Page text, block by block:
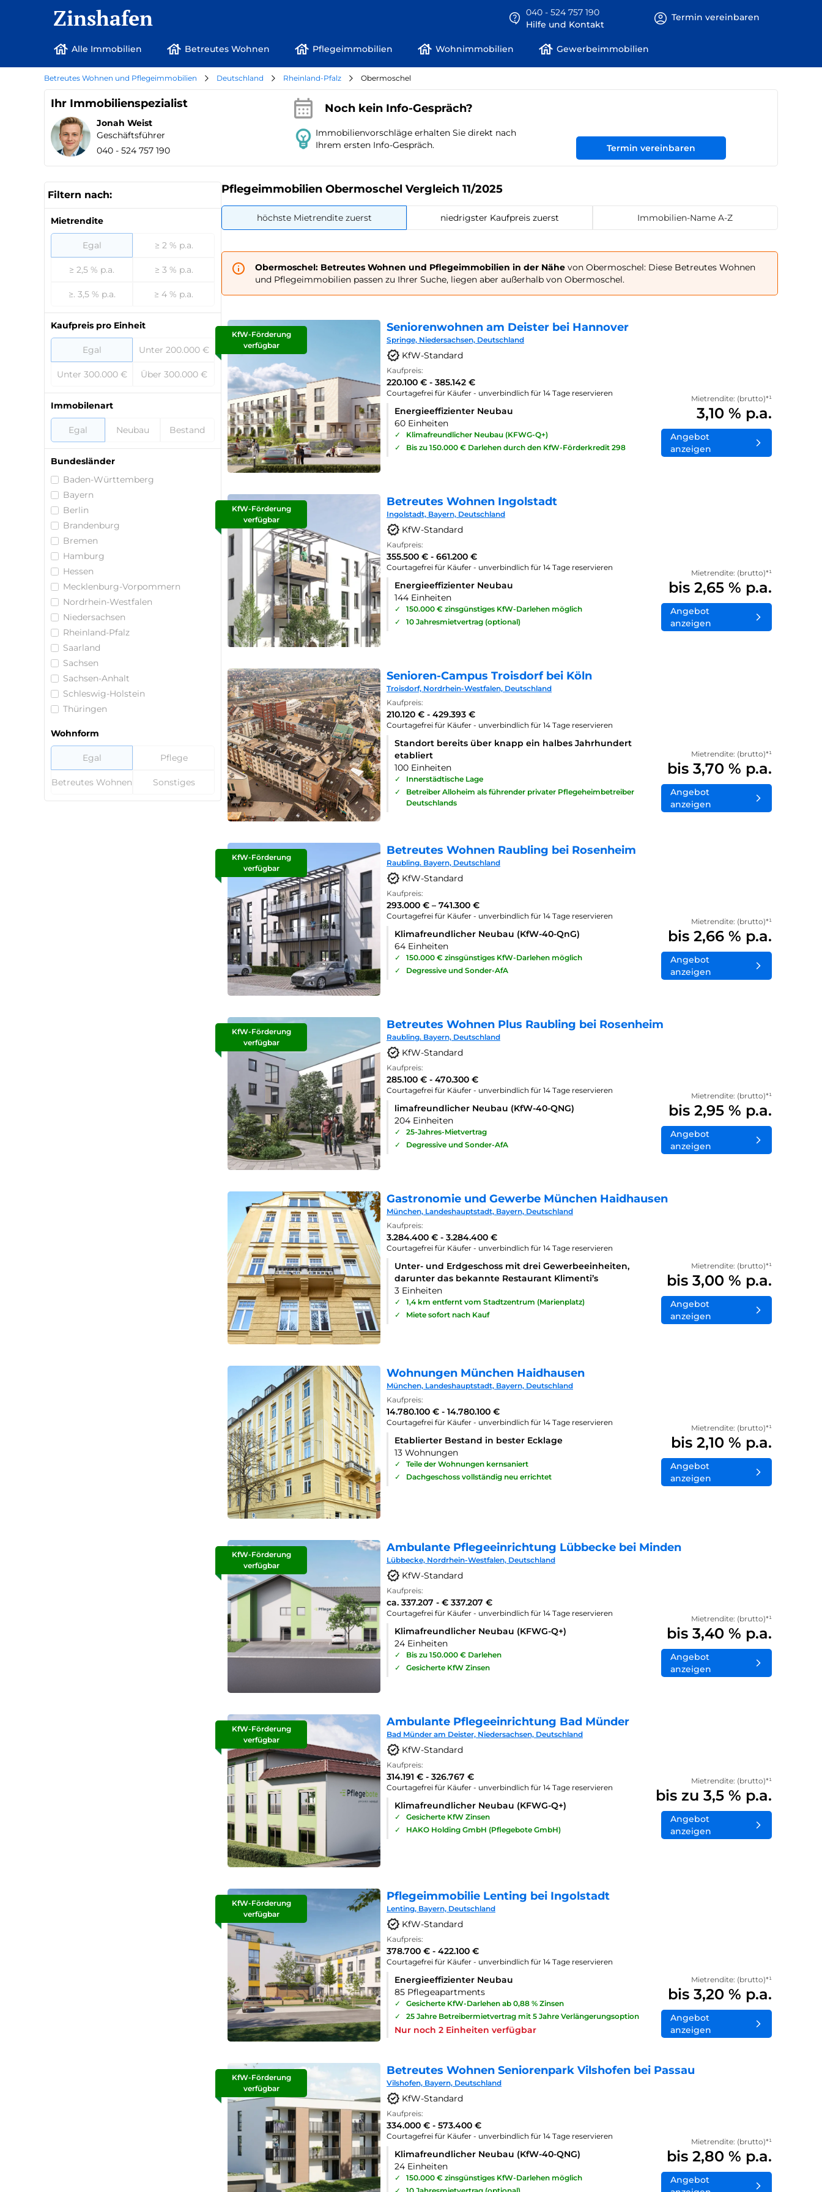
Zinshafen
040 - 524 757 190
Hilfe und Kontakt
Termin vereinbaren
Alle Immobilien Betreutes Wohnen Pflegeimmobilien Wohnimmobilien Gewerbeimmobilien
Betreutes Wohnen und Pflegeimmobilien Deutschland Rheinland-Pfalz Obermoschel
Ihr Immobilienspezialist
Jonah Weist
Geschäftsführer
040 - 524 757 190
Noch kein Info-Gespräch?
Immobilienvorschläge erhalten Sie direkt nach
Ihrem ersten Info-Gespräch.
Termin vereinbaren
Filtern nach:
Mietrendite
Egal ≥ 2 % p.a.
≥ 2,5 % p.a. ≥ 3 % p.a.
≥. 3,5 % p.a. ≥ 4 % p.a.
Kaufpreis pro Einheit
Egal Unter 200.000 €
Unter 300.000 € Über 300.000 €
Immobilenart
Egal Neubau Bestand
Bundesländer
Baden-Württemberg
Bayern
Berlin
Brandenburg
Bremen
Hamburg
Hessen
Mecklenburg-Vorpommern
Nordrhein-Westfalen
Niedersachsen
Rheinland-Pfalz
Saarland
Sachsen
Sachsen-Anhalt
Schleswig-Holstein
Thüringen
Wohnform
Egal Pflege
Betreutes Wohnen Sonstiges
Pflegeimmobilien Obermoschel Vergleich 11/2025
höchste Mietrendite zuerst niedrigster Kaufpreis zuerst Immobilien-Name A-Z
Obermoschel: Betreutes Wohnen und Pflegeimmobilien in der Nähe von Obermoschel: Diese Betreutes Wohnen
und Pflegeimmobilien passen zu Ihrer Suche, liegen aber außerhalb von Obermoschel.
KfW-Förderung
verfügbar
Seniorenwohnen am Deister bei Hannover
Springe, Niedersachsen, Deutschland
KfW-Standard
Kaufpreis:
220.100 € - 385.142 €
Courtagefrei für Käufer - unverbindlich für 14 Tage reservieren
Energieeffizienter Neubau
60 Einheiten
✓
Klimafreundlicher Neubau (KFWG-Q+)
✓
Bis zu 150.000 € Darlehen durch den KfW-Förderkredit 298
Mietrendite: (brutto)*¹
3,10 % p.a.
Angebot
anzeigen
KfW-Förderung
verfügbar
Betreutes Wohnen Ingolstadt
Ingolstadt, Bayern, Deutschland
KfW-Standard
Kaufpreis:
355.500 € - 661.200 €
Courtagefrei für Käufer - unverbindlich für 14 Tage reservieren
Energieeffizienter Neubau
144 Einheiten
✓
150.000 € zinsgünstiges KfW-Darlehen möglich
✓
10 Jahresmietvertrag (optional)
Mietrendite: (brutto)*¹
bis 2,65 % p.a.
Angebot
anzeigen
Senioren-Campus Troisdorf bei Köln
Troisdorf, Nordrhein-Westfalen, Deutschland
Kaufpreis:
210.120 € - 429.393 €
Courtagefrei für Käufer - unverbindlich für 14 Tage reservieren
Standort bereits über knapp ein halbes Jahrhundert
etabliert
100 Einheiten
✓
Innerstädtische Lage
✓
Betreiber Alloheim als führender privater Pflegeheimbetreiber
Deutschlands
Mietrendite: (brutto)*¹
bis 3,70 % p.a.
Angebot
anzeigen
KfW-Förderung
verfügbar
Betreutes Wohnen Raubling bei Rosenheim
Raubling. Bayern, Deutschland
KfW-Standard
Kaufpreis:
293.000 € – 741.300 €
Courtagefrei für Käufer - unverbindlich für 14 Tage reservieren
Klimafreundlicher Neubau (KfW-40-QnG)
64 Einheiten
✓
150.000 € zinsgünstiges KfW-Darlehen möglich
✓
Degressive und Sonder-AfA
Mietrendite: (brutto)*¹
bis 2,66 % p.a.
Angebot
anzeigen
KfW-Förderung
verfügbar
Betreutes Wohnen Plus Raubling bei Rosenheim
Raubling. Bayern, Deutschland
KfW-Standard
Kaufpreis:
285.100 € - 470.300 €
Courtagefrei für Käufer - unverbindlich für 14 Tage reservieren
limafreundlicher Neubau (KfW-40-QNG)
204 Einheiten
✓
25-Jahres-Mietvertrag
✓
Degressive und Sonder-AfA
Mietrendite: (brutto)*¹
bis 2,95 % p.a.
Angebot
anzeigen
Gastronomie und Gewerbe München Haidhausen
München, Landeshauptstadt, Bayern, Deutschland
Kaufpreis:
3.284.400 € - 3.284.400 €
Courtagefrei für Käufer - unverbindlich für 14 Tage reservieren
Unter- und Erdgeschoss mit drei Gewerbeeinheiten,
darunter das bekannte Restaurant Klimenti’s
3 Einheiten
✓
1,4 km entfernt vom Stadtzentrum (Marienplatz)
✓
Miete sofort nach Kauf
Mietrendite: (brutto)*¹
bis 3,00 % p.a.
Angebot
anzeigen
Wohnungen München Haidhausen
München, Landeshauptstadt, Bayern, Deutschland
Kaufpreis:
14.780.100 € - 14.780.100 €
Courtagefrei für Käufer - unverbindlich für 14 Tage reservieren
Etablierter Bestand in bester Ecklage
13 Wohnungen
✓
Teile der Wohnungen kernsaniert
✓
Dachgeschoss vollständig neu errichtet
Mietrendite: (brutto)*¹
bis 2,10 % p.a.
Angebot
anzeigen
KfW-Förderung
verfügbar
Ambulante Pflegeeinrichtung Lübbecke bei Minden
Lübbecke, Nordrhein-Westfalen, Deutschland
KfW-Standard
Kaufpreis:
ca. 337.207 - € 337.207 €
Courtagefrei für Käufer - unverbindlich für 14 Tage reservieren
Klimafreundlicher Neubau (KFWG-Q+)
24 Einheiten
✓
Bis zu 150.000 € Darlehen
✓
Gesicherte KfW Zinsen
Mietrendite: (brutto)*¹
bis 3,40 % p.a.
Angebot
anzeigen
KfW-Förderung
verfügbar
Ambulante Pflegeeinrichtung Bad Münder
Bad Münder am Deister, Niedersachsen, Deutschland
KfW-Standard
Kaufpreis:
314.191 € - 326.767 €
Courtagefrei für Käufer - unverbindlich für 14 Tage reservieren
Klimafreundlicher Neubau (KFWG-Q+)
✓
Gesicherte KfW Zinsen
✓
HAKO Holding GmbH (Pflegebote GmbH)
Mietrendite: (brutto)*¹
bis zu 3,5 % p.a.
Angebot
anzeigen
KfW-Förderung
verfügbar
Pflegeimmobilie Lenting bei Ingolstadt
Lenting, Bayern, Deutschland
KfW-Standard
Kaufpreis:
378.700 € - 422.100 €
Courtagefrei für Käufer - unverbindlich für 14 Tage reservieren
Energieeffizienter Neubau
85 Pflegeapartments
✓
Gesicherte KfW-Darlehen ab 0,88 % Zinsen
✓
25 Jahre Betreibermietvertrag mit 5 Jahre Verlängerungsoption
Nur noch 2 Einheiten verfügbar
Mietrendite: (brutto)*¹
bis 3,20 % p.a.
Angebot
anzeigen
KfW-Förderung
verfügbar
Betreutes Wohnen Seniorenpark Vilshofen bei Passau
Vilshofen, Bayern, Deutschland
KfW-Standard
Kaufpreis:
334.000 € - 573.400 €
Courtagefrei für Käufer - unverbindlich für 14 Tage reservieren
Klimafreundlicher Neubau (KfW-40-QNG)
24 Einheiten
✓
150.000 € zinsgünstiges KfW-Darlehen möglich
Mietrendite: (brutto)*¹
bis 2,80 % p.a.
Angebot